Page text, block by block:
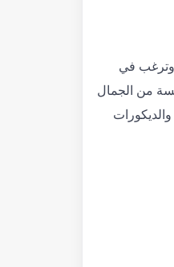
وترغب في
من الجمال